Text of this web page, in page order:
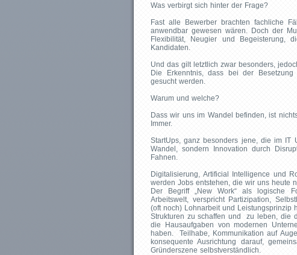
Was verbirgt sich hinter der Frage?
Fast alle Bewerber brachten fachliche
anwendbar gewesen wären. Doch der
Flexibilität, Neugier und Begeisterung,
Kandidaten.
Und das gilt letztlich zwar besonders,
Die Erkenntnis, dass bei der
gesucht werden.
Warum und welche?
Dass wir uns im Wandel befinden, ist
Immer.
StartUps, ganz besonders jene, die im IT
Wandel, sondern Innovation durch
Fahnen.
Digitalisierung, Artificial Intelligence und
werden Jobs entstehen, die wir uns heute
Der Begriff „New Work“ als logische
Arbeitswelt, verspricht Partizipation,
(oft noch) Lohnarbeit und Leistungsprinzip
Strukturen zu schaffen und zu leben, die
die Hausaufgaben von modernen
haben. Teilhabe, Kommunikation auf
konsequente Ausrichtung darauf,
Gründerszene selbstverständlich.